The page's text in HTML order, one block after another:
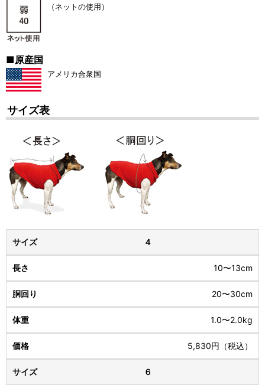
（ネットの使用）
■原産国
アメリカ合衆国
サイズ表
４
10〜13cm
20〜30cm
1.0〜2.0kg
5,830円（税込）
６